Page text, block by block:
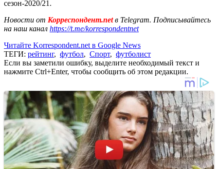
сезон-2020/21.
Новости от Корреспондент.netв Telegram. Подписывайтесь
на наш канал https://t.me/korrespondentnet
Читайте Korrespondent.net в Google News
ТЕГИ: рейтинг, футбол, Спорт, футболист
Если вы заметили ошибку, выделите необходимый текст и
нажмите Ctrl+Enter, чтобы сообщить об этом редакции.